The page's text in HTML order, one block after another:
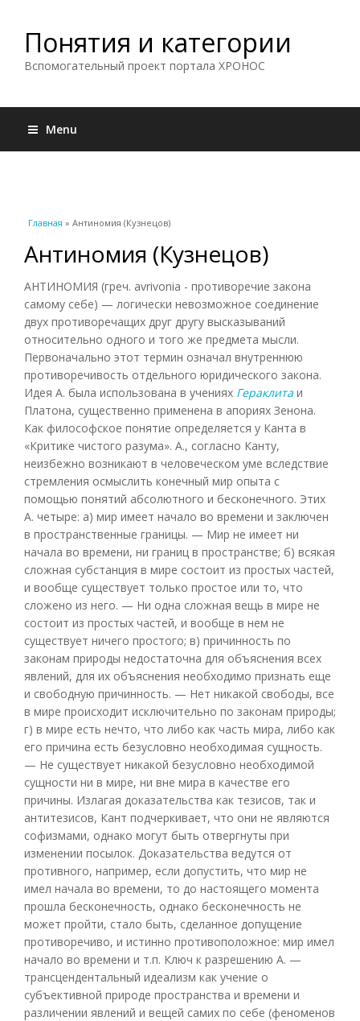
Понятия и категории
Вспомогательный проект портала ХРОНОС
Menu
Вы здесь
Главная » Антиномия (Кузнецов)
Антиномия (Кузнецов)
АНТИНОМИЯ (греч. avrivonia - противоречие закона
самому себе) — логически невозможное соединение
двух противоречащих друг другу высказываний
относительно одного и того же предмета мысли.
Первоначально этот термин означал внутреннюю
противоречивость отдельного юридического закона.
Идея А. была использована в учениях Гераклита и
Платона, существенно применена в апориях Зенона.
Как философское понятие определяется у Канта в
«Критике чистого разума». А., согласно Канту,
неизбежно возникают в человеческом уме вследствие
стремления осмыслить конечный мир опыта с
помощью понятий абсолютного и бесконечного. Этих
А. четыре: а) мир имеет начало во времени и заключен
в пространственные границы. — Мир не имеет ни
начала во времени, ни границ в пространстве; б) всякая
сложная субстанция в мире состоит из простых частей,
и вообще существует только простое или то, что
сложено из него. — Ни одна сложная вещь в мире не
состоит из простых частей, и вообще в нем не
существует ничего простого; в) причинность по
законам природы недостаточна для объяснения всех
явлений, для их объяснения необходимо признать еще
и свободную причинность. — Нет никакой свободы, все
в мире происходит исключительно по законам природы;
г) в мире есть нечто, что либо как часть мира, либо как
его причина есть безусловно необходимая сущность.
— Не существует никакой безусловно необходимой
сущности ни в мире, ни вне мира в качестве его
причины. Излагая доказательства как тезисов, так и
антитезисов, Кант подчеркивает, что они не являются
софизмами, однако могут быть отвергнуты при
изменении посылок. Доказательства ведутся от
противного, например, если допустить, что мир не
имел начала во времени, то до настоящего момента
прошла бесконечность, однако бесконечность не
может пройти, стало быть, сделанное допущение
противоречиво, и истинно противоположное: мир имел
начало во времени и т.п. Ключ к разрешению А. —
трансцендентальный идеализм как учение о
субъективной природе пространства и времени и
различении явлений и вещей самих по себе (феноменов